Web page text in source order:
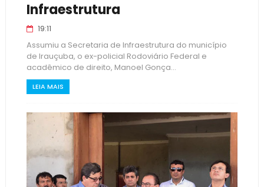
Infraestrutura
19:11
Assumiu a Secretaria de Infraestrutura do município
de Irauçuba, o ex-policial Rodoviário Federal e
acadêmico de direito, Manoel Gonça...
LEIA MAIS